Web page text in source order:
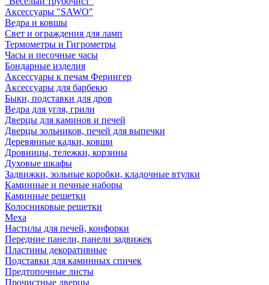
Аксессуары "SAWO"
Ведра и ковшы
Свет и ограждения для ламп
Термометры и Гигрометры
Часы и песочные часы
Бондарные изделия
Аксессуары к печам Ферингер
Аксессуары для барбекю
Быки, подставки для дров
Ведра для угля, грили
Дверцы для каминов и печей
Дверцы зольников, печей для выпечки
Деревянные кадки, ковши
Дровницы, тележки, корзины
Духовые шкафы
Задвижки, зольные коробки, кладочные втулки
Каминные и печные наборы
Каминные решетки
Колосниковые решетки
Меха
Настилы для печей, конфорки
Передние панели, панели задвижек
Пластины декоративные
Подставки для каминных спичек
Предтопочные листы
Прочистные дверцы